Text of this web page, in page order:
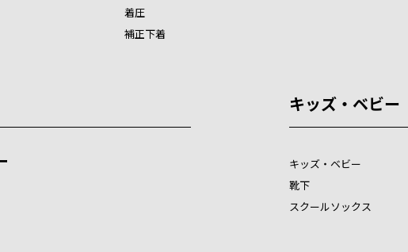
着圧
補正下着
キッズ・ベビー
キッズ・ベビー
靴下
スクールソックス